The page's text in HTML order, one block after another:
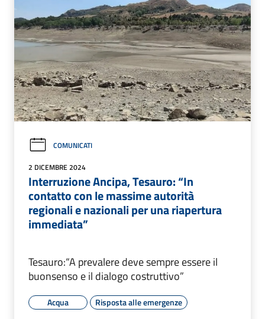
COMUNICATI
2 DICEMBRE 2024
Interruzione Ancipa, Tesauro: “In
contatto con le massime autorità
regionali e nazionali per una riapertura
immediata”
Tesauro:“A prevalere deve sempre essere il
buonsenso e il dialogo costruttivo”
Acqua Risposta alle emergenze